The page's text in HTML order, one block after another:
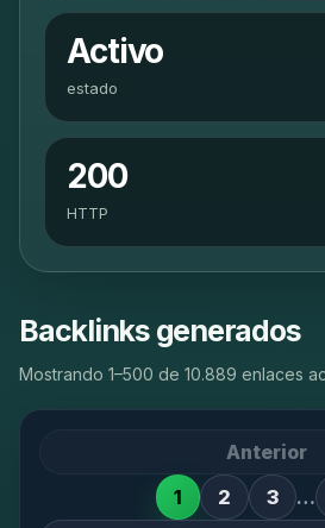
Activo
estado
200
HTTP
Backlinks generados
Mostrando 1–500 de 10.889 enlaces
Anterior
1
2 3 …